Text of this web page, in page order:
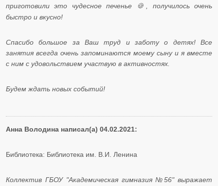
приготовили это чудесное печенье
🍪, получилось очень
быстро и вкусно!
Спасибо большое за Ваш труд и заботу о детях! Все
занятия всегда очень запоминаются моему сыну и я вместе
с ним с удовольствием участвую в активностях.
Будем ждать новых событий!
Анна Володина написал(а) 04.02.2021:
Библиотека: Библиотека им. В.И. Ленина
Коллектив ГБОУ "Академическая гимназия №56" выражает